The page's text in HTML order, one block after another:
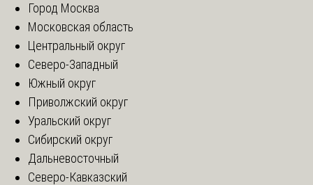
Город Москва
Московская область
Центральный округ
Северо-Западный
Южный округ
Приволжский округ
Уральский округ
Сибирский округ
Дальневосточный
Северо-Кавказский